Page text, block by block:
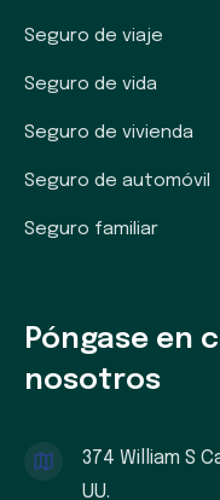
Seguro de viaje
Seguro de vida
Seguro de vivienda
Seguro de automóvil
Seguro familiar
Póngase en
nosotros
374 William S
UU.